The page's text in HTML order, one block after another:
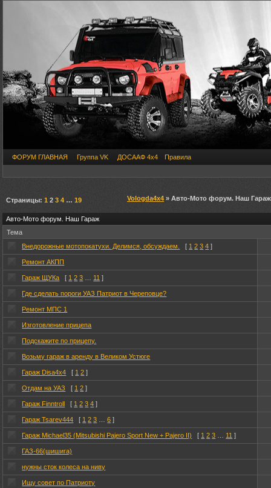
ФОРУМ ГЛАВНАЯ Группа VK ДОСААФ 4х4 Правила
Страницы: 1 2 3 4 … 19 Vologda4x4 » Авто-Мото форум. Наш Гараж
Авто-Мото форум. Наш Гараж
Тема
Внедорожные мотопокатухи. Делимся, обсуждаем.
[ 1 2 3 4 ]
Ремонт АКПП
Гараж ЩУКа [ 1 2 3 11 ]
Где сделать пороги УАЗ Патриот в Череповце?
Ремонт МПС 1
Изготовление прицепа
Подскажите по прицепу.
Возьму гараж в аренду в Великом Устюге
Гараж Disa4x4 [ 1 2 ]
Отдам на УАЗ [ 1 2 ]
Гараж Finntroll [ 1 2 3 4 ]
Гараж Tsarev444 [ 1 2 3 …6 ]
Гараж Michael35 (Mitsubishi Pajero Sport New + Pajero II) [ 1 2 3 11 ]
ГАЗ-66(шишига)
нужны сток колеса на ниву
Ищу совет по Патриоту